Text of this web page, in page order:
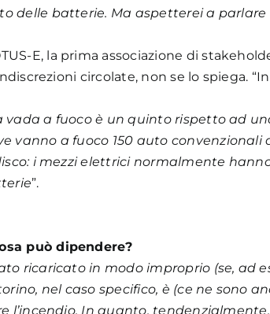
delle batterie. Ma aspetterei a
E, la prima associazione di
circolate, non se lo spiega.
a fuoco è un quinto rispetto ad
vanno a fuoco 150 auto convenzionali
i mezzi elettrici normalmente
”.
può dipendere?
ricaricato in modo improprio (se, ad
nel caso specifico, è (ce ne sono
l’incendio. In quanto,